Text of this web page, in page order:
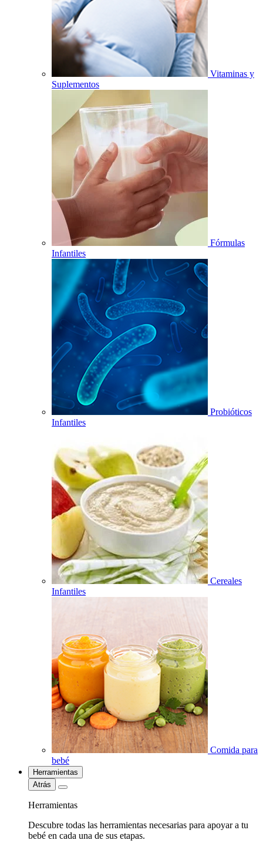
Vitaminas y
Suplementos
Fórmulas
Infantiles
Probióticos
Infantiles
Cereales
Infantiles
Comida para
bebé
Herramientas
Atrás
Herramientas
Descubre todas las herramientas necesarias para apoyar a tu
bebé en cada una de sus etapas.